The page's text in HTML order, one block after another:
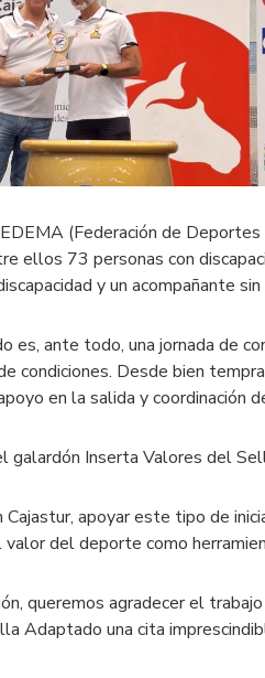
(Federación de
ellos 73 personas con
y un acompañante
es, ante todo, una jornada de
condiciones. Desde bien
en la salida y coordinación
galardón Inserta Valores del
Cajastur, apoyar este tipo de
del deporte como
queremos agradecer el
Adaptado una cita